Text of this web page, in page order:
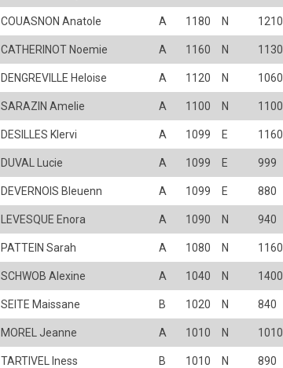
COUASNON Anatole A 1180 N 1210
CATHERINOT Noemie A 1160 N 1130
DENGREVILLE Heloise A 1120 N 1060
SARAZIN Amelie A 1100 N 1100
DESILLES Klervi A 1099 E 1160
DUVAL Lucie A 1099 E 999
DEVERNOIS Bleuenn A 1099 E 880
LEVESQUE Enora A 1090 N 940
PATTEIN Sarah A 1080 N 1160
SCHWOB Alexine A 1040 N 1400
SEITE Maissane B 1020 N 840
MOREL Jeanne A 1010 N 1010
TARTIVEL Iness B 1010 N 890